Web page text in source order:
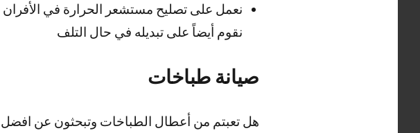
نعمل على تصليح مستشعر الحرارة في الأفران
نقوم أيضاً على تبديله في حال التلف
صيانة طباخات
هل تعبتم من أعطال الطباخات وتبحثون عن